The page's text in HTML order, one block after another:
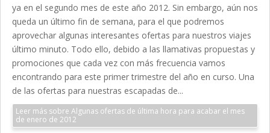
ya en el segundo mes de este año 2012. Sin embargo, aún nos
queda un último fin de semana, para el que podremos
aprovechar algunas interesantes ofertas para nuestros viajes
último minuto. Todo ello, debido a las llamativas propuestas y
promociones que cada vez con más frecuencia vamos
encontrando para este primer trimestre del año en curso. Una
de las ofertas para nuestras escapadas de...
Leer más sobre Algunas ofertas de última hora para acabar el mes
de enero de 2012